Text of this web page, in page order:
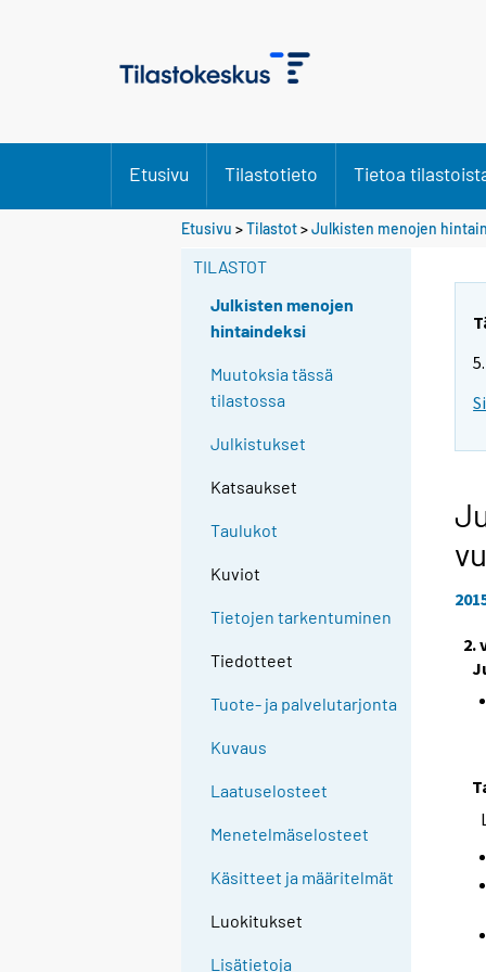
Etusivu Tilastotieto Tietoa
Etusivu >Tilastot>Julkisten menojen
TILASTOT
Julkisten menojen
hintaindeksi
Muutoksia tässä
tilastossa
Julkistukset
Katsaukset
Taulukot
Kuviot
Tietojen tarkentuminen
Tiedotteet
Tuote- ja palvelutarjonta
Kuvaus
Laatuselosteet
Menetelmäselosteet
Käsitteet ja määritelmät
Luokitukset
Lisätietoja
2.